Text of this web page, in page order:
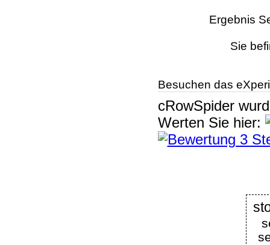
Ergebnis
Sie
Besuchen das
cRowSpider
Werten Sie hier: